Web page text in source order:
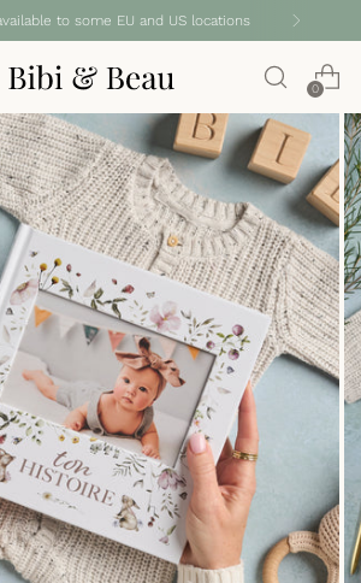
to some EU and US locations
0